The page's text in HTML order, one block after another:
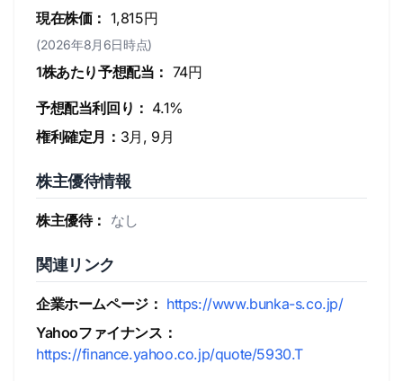
現在株価： 1,815円
(2026年8月6日時点)
1株あたり予想配当： 74円
予想配当利回り： 4.1%
権利確定月： 3月, 9月
株主優待情報
株主優待： なし
関連リンク
企業ホームページ： https://www.bunka-s.co.jp/
Yahooファイナンス：
https://finance.yahoo.co.jp/quote/5930.T